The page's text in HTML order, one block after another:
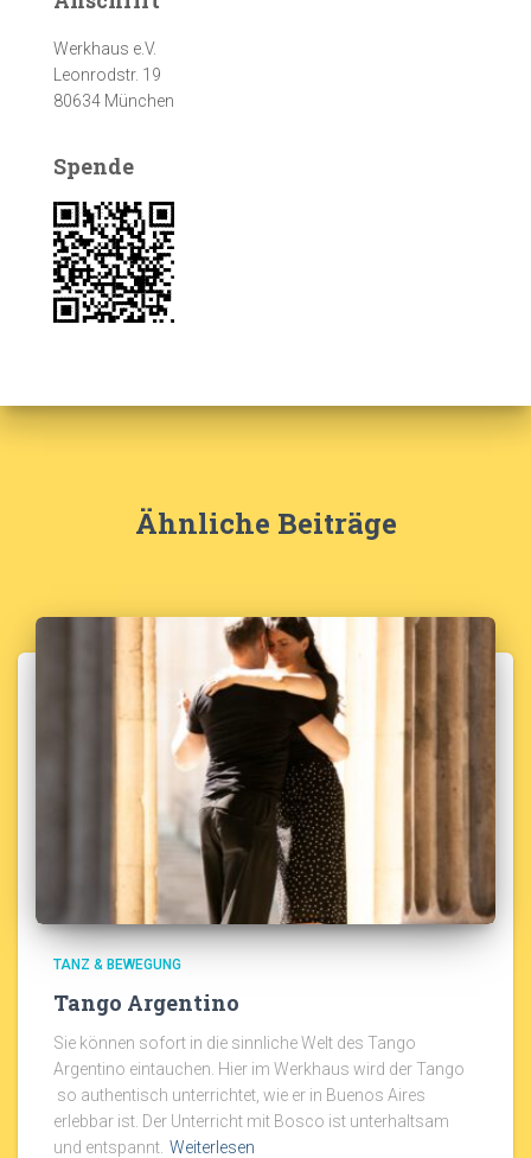
Werkhaus e.V.
Leonrodstr. 19
80634 München
Spende
Ähnliche Beiträge
TANZ & BEWEGUNG
Tango Argentino
Sie können sofort in die sinnliche Welt des Tango
Argentino eintauchen. Hier im Werkhaus wird der Tango
so authentisch unterrichtet, wie er in Buenos Aires
erlebbar ist. Der Unterricht mit Bosco ist unterhaltsam
und entspannt. Weiterlesen